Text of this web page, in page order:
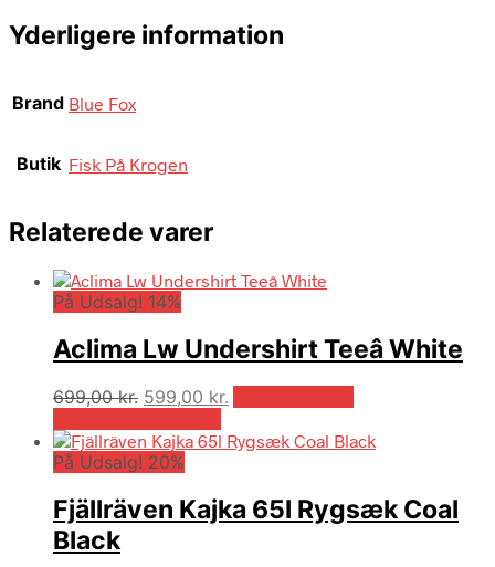
Yderligere information
Brand Blue Fox
Butik Fisk På Krogen
Relaterede varer
På Udsalg! 14%
Aclima Lw Undershirt Teeâ White
699,00kr. Den
pris
var:
599,00 kr.
pris
På Udsalg! 20%
Fjällräven Kajka 65l Rygsæk Coal
Black